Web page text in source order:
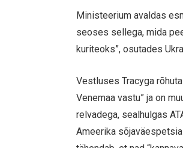
Ministeerium avaldas
seoses sellega, mida
kuriteoks”, osutades
Vestluses Tracyga
Venemaa vastu” ja on
relvadega, sealhulgas
Ameerika